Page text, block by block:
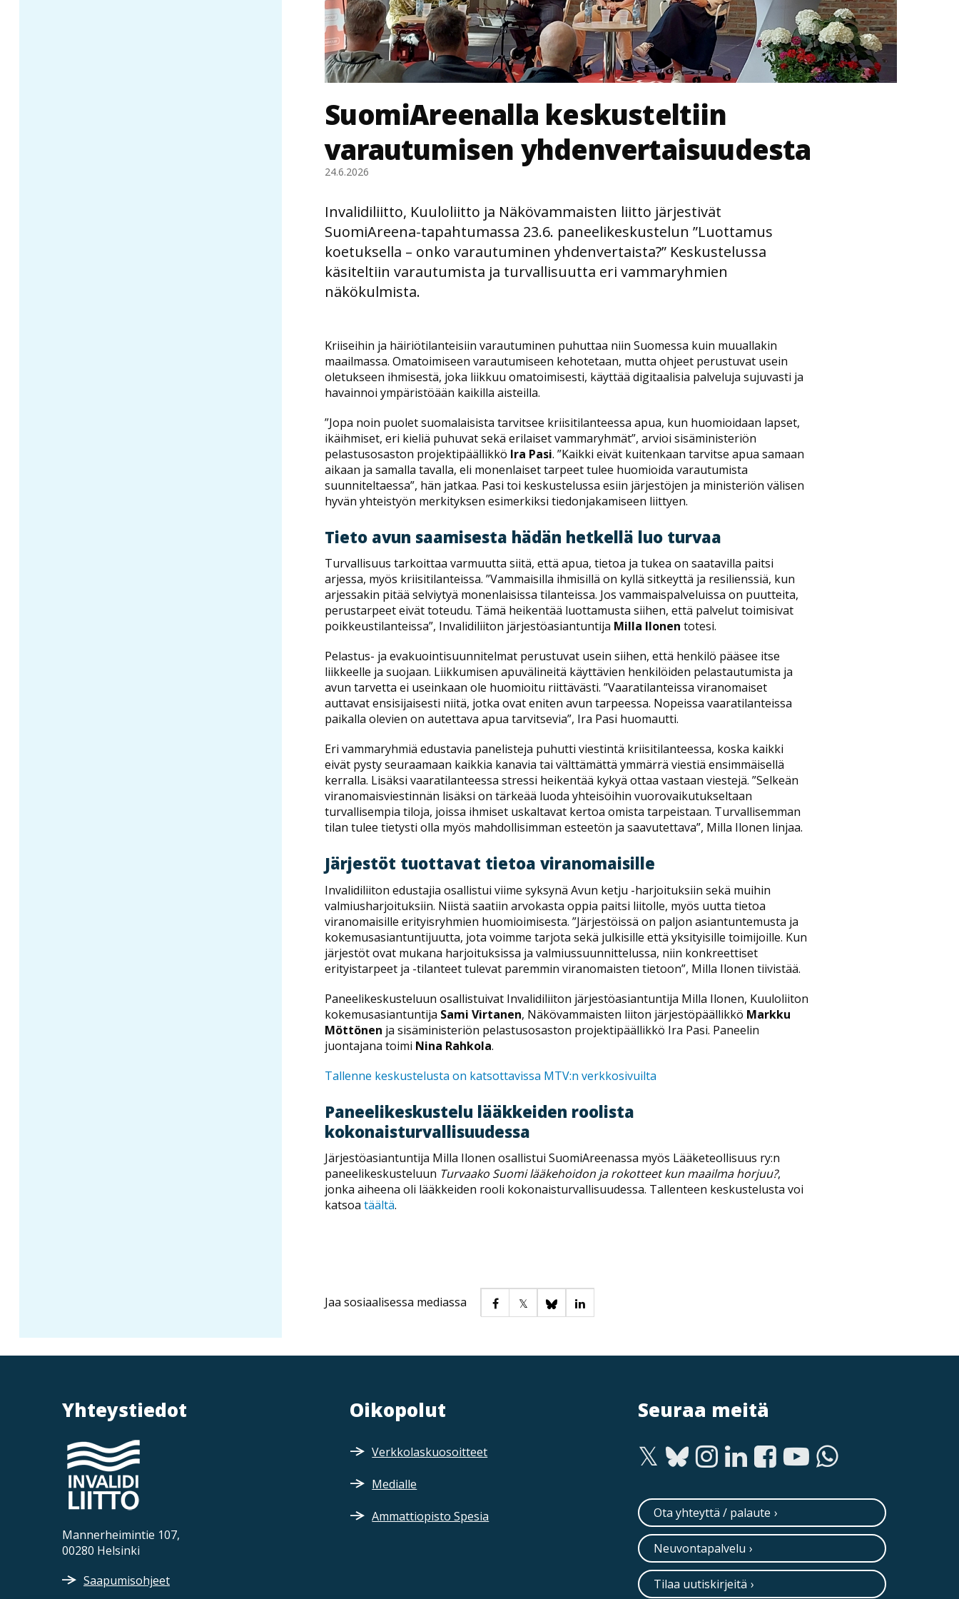
SuomiAreenalla keskusteltiin
varautumisen yhdenvertaisuudesta
24.6.2026
Invalidiliitto, Kuuloliitto ja Näkövammaisten liitto järjestivät
SuomiAreena-tapahtumassa 23.6. paneelikeskustelun ”Luottamus
koetuksella – onko varautuminen yhdenvertaista?” Keskustelussa
käsiteltiin varautumista ja turvallisuutta eri vammaryhmien
näkökulmista.
Kriiseihin ja häiriötilanteisiin varautuminen puhuttaa niin Suomessa kuin muuallakin
maailmassa. Omatoimiseen varautumiseen kehotetaan, mutta ohjeet perustuvat usein
oletukseen ihmisestä, joka liikkuu omatoimisesti, käyttää digitaalisia palveluja sujuvasti ja
havainnoi ympäristöään kaikilla aisteilla.
”Jopa noin puolet suomalaisista tarvitsee kriisitilanteessa apua, kun huomioidaan lapset,
ikäihmiset, eri kieliä puhuvat sekä erilaiset vammaryhmät”, arvioi sisäministeriön
pelastusosaston projektipäällikkö Ira Pasi. ”Kaikki eivät kuitenkaan tarvitse apua samaan
aikaan ja samalla tavalla, eli monenlaiset tarpeet tulee huomioida varautumista
suunniteltaessa”, hän jatkaa. Pasi toi keskustelussa esiin järjestöjen ja ministeriön välisen
hyvän yhteistyön merkityksen esimerkiksi tiedonjakamiseen liittyen.
Tieto avun saamisesta hädän hetkellä luo turvaa
Turvallisuus tarkoittaa varmuutta siitä, että apua, tietoa ja tukea on saatavilla paitsi
arjessa, myös kriisitilanteissa. ”Vammaisilla ihmisillä on kyllä sitkeyttä ja resilienssiä, kun
arjessakin pitää selviytyä monenlaisissa tilanteissa. Jos vammaispalveluissa on puutteita,
perustarpeet eivät toteudu. Tämä heikentää luottamusta siihen, että palvelut toimisivat
poikkeustilanteissa”, Invalidiliiton järjestöasiantuntija Milla Ilonen totesi.
Pelastus- ja evakuointisuunnitelmat perustuvat usein siihen, että henkilö pääsee itse
liikkeelle ja suojaan. Liikkumisen apuvälineitä käyttävien henkilöiden pelastautumista ja
avun tarvetta ei useinkaan ole huomioitu riittävästi. ”Vaaratilanteissa viranomaiset
auttavat ensisijaisesti niitä, jotka ovat eniten avun tarpeessa. Nopeissa vaaratilanteissa
paikalla olevien on autettava apua tarvitsevia”, Ira Pasi huomautti.
Eri vammaryhmiä edustavia panelisteja puhutti viestintä kriisitilanteessa, koska kaikki
eivät pysty seuraamaan kaikkia kanavia tai välttämättä ymmärrä viestiä ensimmäisellä
kerralla. Lisäksi vaaratilanteessa stressi heikentää kykyä ottaa vastaan viestejä. ”Selkeän
viranomaisviestinnän lisäksi on tärkeää luoda yhteisöihin vuorovaikutukseltaan
turvallisempia tiloja, joissa ihmiset uskaltavat kertoa omista tarpeistaan. Turvallisemman
tilan tulee tietysti olla myös mahdollisimman esteetön ja saavutettava”, Milla Ilonen linjaa.
Järjestöt tuottavat tietoa viranomaisille
Invalidiliiton edustajia osallistui viime syksynä Avun ketju -harjoituksiin sekä muihin
valmiusharjoituksiin. Niistä saatiin arvokasta oppia paitsi liitolle, myös uutta tietoa
viranomaisille erityisryhmien huomioimisesta. ”Järjestöissä on paljon asiantuntemusta ja
kokemusasiantuntijuutta, jota voimme tarjota sekä julkisille että yksityisille toimijoille. Kun
järjestöt ovat mukana harjoituksissa ja valmiussuunnittelussa, niin konkreettiset
erityistarpeet ja -tilanteet tulevat paremmin viranomaisten tietoon”, Milla Ilonen tiivistää.
Paneelikeskusteluun osallistuivat Invalidiliiton järjestöasiantuntija Milla Ilonen, Kuuloliiton
kokemusasiantuntija Sami Virtanen, Näkövammaisten liiton järjestöpäällikkö Markku
Möttönen ja sisäministeriön pelastusosaston projektipäällikkö Ira Pasi. Paneelin
juontajana toimi Nina Rahkola.
Tallenne keskustelusta on katsottavissa MTV:n verkkosivuilta
Paneelikeskustelu lääkkeiden roolista
kokonaisturvallisuudessa
Järjestöasiantuntija Milla Ilonen osallistui SuomiAreenassa myös Lääketeollisuus ry:n
paneelikeskusteluun Turvaako Suomi lääkehoidon ja rokotteet kun maailma horjuu?,
jonka aiheena oli lääkkeiden rooli kokonaisturvallisuudessa. Tallenteen keskustelusta voi
katsoatäältä.
Jaa sosiaalisessa mediassa
Yhteystiedot
Mannerheimintie 107,
00280 Helsinki
Saapumisohjeet
Oikopolut
Verkkolaskuosoitteet
Medialle
Ammattiopisto Spesia
Seuraa meitä
Ota yhteyttä / palaute
Neuvontapalvelu
Tilaa uutiskirjeitä